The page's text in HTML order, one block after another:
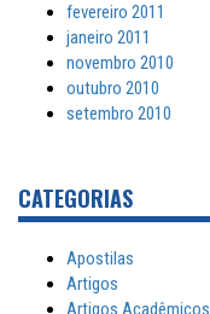
fevereiro 2011
janeiro 2011
novembro 2010
outubro 2010
setembro 2010
CATEGORIAS
Apostilas
Artigos
Artigos Acadêmicos